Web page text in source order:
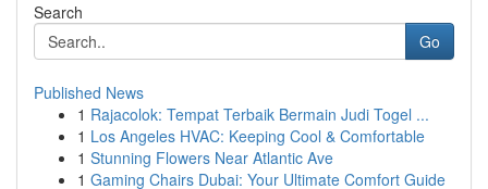
Search
Go
Published News
1 Rajacolok: Tempat Terbaik Bermain Judi Togel ...
1 Los Angeles HVAC: Keeping Cool & Comfortable
1 Stunning Flowers Near Atlantic Ave
1 Gaming Chairs Dubai: Your Ultimate Comfort Guide